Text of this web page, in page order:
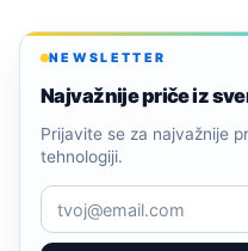
NEWSLETTER
Najvažnije priče iz
Prijavite se za najvažnije
tehnologiji.